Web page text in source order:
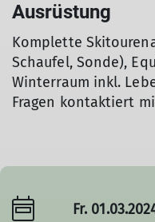
Ausrüstung
Komplette
Schaufel, Sonde),
Winterraum inkl.
Fragen kontaktiert
Fr.